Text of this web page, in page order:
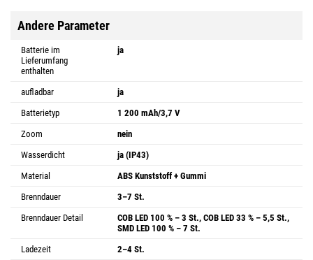
Andere Parameter
Batterie im
Lieferumfang
enthalten
ja
aufladbar
ja
Batterietyp
1 200 mAh/3,7 V
Zoom
nein
Wasserdicht
ja (IP43)
Material
ABS Kunststoff + Gummi
Brenndauer
3–7 St.
Brenndauer Detail
COB LED 100 % – 3 St., COB LED 33 % – 5,5 St.,
SMD LED 100 % – 7 St.
Ladezeit
2–4 St.